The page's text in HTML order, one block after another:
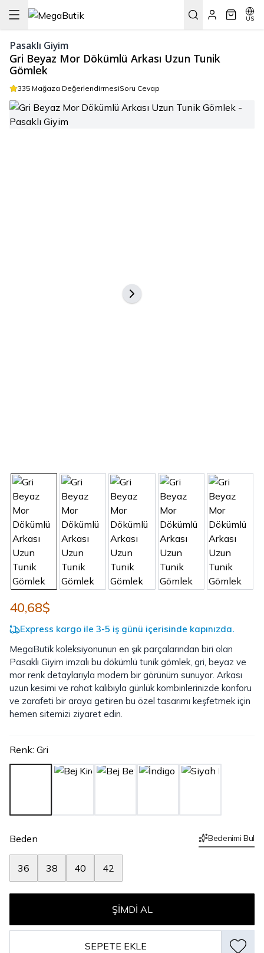
US
Pasaklı Giyim
Gri Beyaz Mor Dökümlü Arkası Uzun Tunik
Gömlek
335 Mağaza DeğerlendirmesiSoru Cevap
40,68$
Express kargo ile 3-5 iş günü içerisinde kapınızda.
MegaButik koleksiyonunun en şık parçalarından biri olan
Pasaklı Giyim imzalı bu dökümlü tunik gömlek, gri, beyaz ve
mor renk detaylarıyla modern bir görünüm sunuyor. Arkası
uzun kesimi ve rahat kalıbıyla günlük kombinlerinizde konforu
ve zarafeti bir araya getiren bu özel tasarımı keşfetmek için
hemen sitemizi ziyaret edin.
Renk: Gri
Beden Bedenimi Bul
36 38 40 42
ŞIMDI AL
SEPETE EKLE